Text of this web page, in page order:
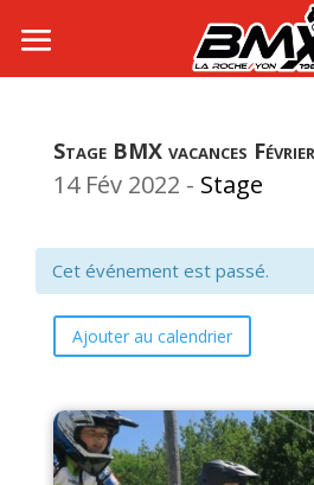
Stage BMX vacances
14 Fév 2022 - Stage
Cet événement est passé.
Ajouter au calendrier